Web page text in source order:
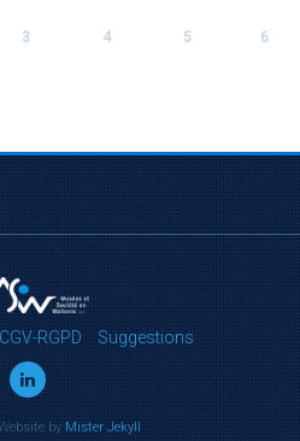
3 4 5 6
CGV-RGPD Suggestions
byMister Jekyll